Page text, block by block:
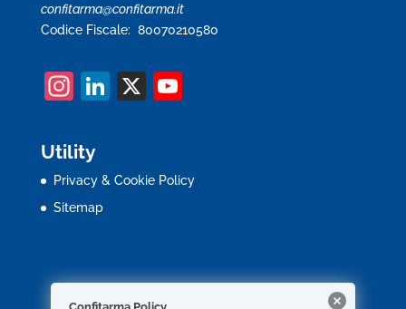
confitarma@confitarma.it
Codice Fiscale: 80070210580
In
a
gr
a
Li
e
X Y
T
C
Utility
Privacy & Cookie Policy
Sitemap